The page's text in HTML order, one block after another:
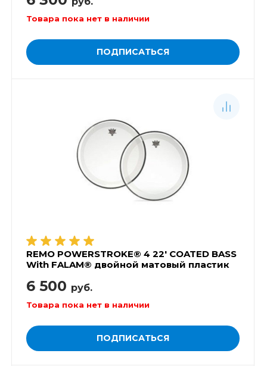
Товара пока нет в наличии
ПОДПИСАТЬСЯ
REMO POWERSTROKE® 4 22' COATED BASS
With FALAM® двойной матовый пластик
6 500 руб.
Товара пока нет в наличии
ПОДПИСАТЬСЯ